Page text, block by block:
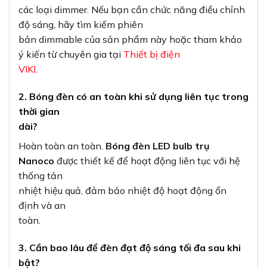
các loại dimmer. Nếu bạn cần chức năng điều chỉnh
độ sáng, hãy tìm kiếm phiên
bản dimmable của sản phẩm này hoặc tham khảo
ý kiến từ chuyên gia tại Thiết bị điện
VIKI.
2. Bóng đèn có an toàn khi sử dụng liên tục trong
thời gian
dài?
Hoàn toàn an toàn. Bóng đèn LED bulb trụ
Nanoco được thiết kế để hoạt động liên tục với hệ
thống tản
nhiệt hiệu quả, đảm bảo nhiệt độ hoạt động ổn
định và an
toàn.
3. Cần bao lâu để đèn đạt độ sáng tối đa sau khi
bật?